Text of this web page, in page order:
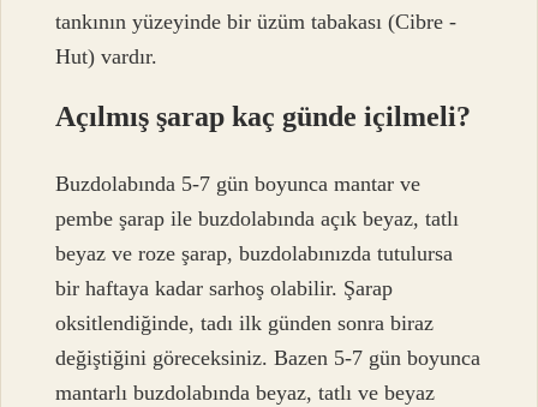
tankının yüzeyinde bir üzüm tabakası (Cibre -
Hut) vardır.
Açılmış şarap kaç günde içilmeli?
Buzdolabında 5-7 gün boyunca mantar ve
pembe şarap ile buzdolabında açık beyaz, tatlı
beyaz ve roze şarap, buzdolabınızda tutulursa
bir haftaya kadar sarhoş olabilir. Şarap
oksitlendiğinde, tadı ilk günden sonra biraz
değiştiğini göreceksiniz. Bazen 5-7 gün boyunca
mantarlı buzdolabında beyaz, tatlı ve beyaz